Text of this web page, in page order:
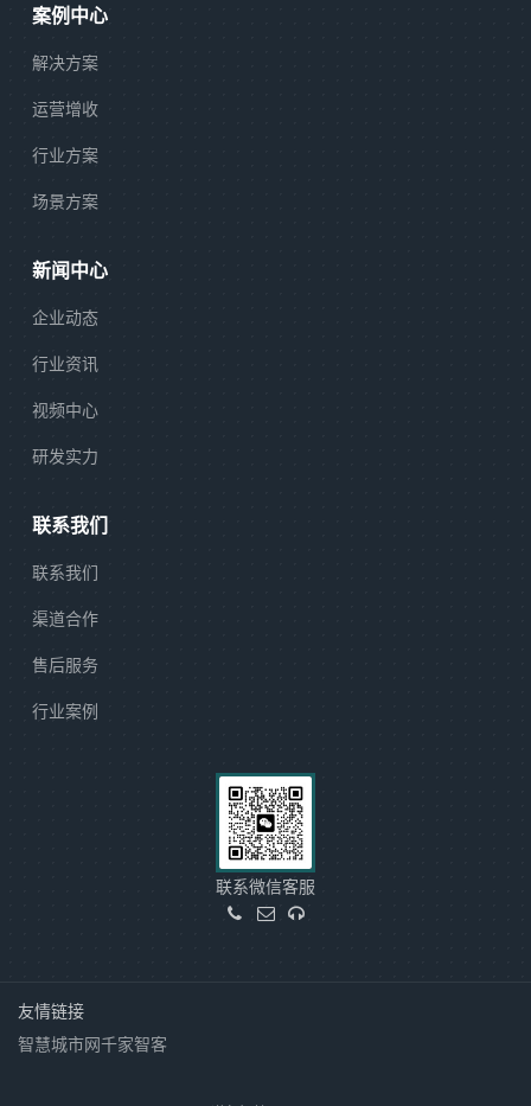
案例中心
解决方案
运营增收
行业方案
场景方案
新闻中心
企业动态
行业资讯
视频中心
研发实力
联系我们
联系我们
渠道合作
售后服务
行业案例
联系微信客服
友情链接
智慧城市网千家智客